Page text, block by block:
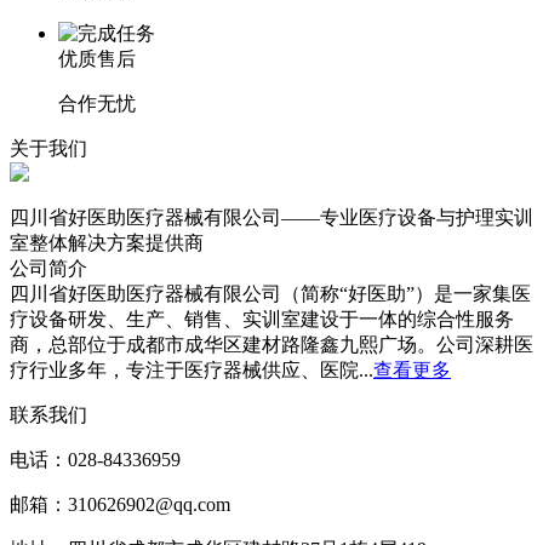
优质售后
合作无忧
关于我们
四川省好医助医疗器械有限公司——专业医疗设备与护理实训
室整体解决方案提供商
公司简介
四川省好医助医疗器械有限公司（简称“好医助”）是一家集医
疗设备研发、生产、销售、实训室建设于一体的综合性服务
商，总部位于成都市成华区建材路隆鑫九熙广场。公司深耕医
疗行业多年，专注于医疗器械供应、医院...查看更多
联系我们
电话：028-84336959
邮箱：310626902@qq.com